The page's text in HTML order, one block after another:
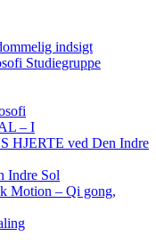
indsigt
Studiegruppe
– I
HJERTE ved Den Indre
Indre Sol
Motion – Qi gong,